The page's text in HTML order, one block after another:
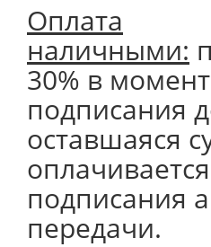
Оплата
наличными:
30% в момент
подписания
оставшаяся
подписания
передачи.